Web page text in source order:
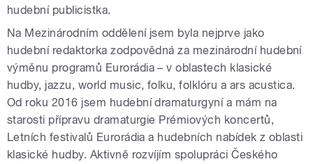
hudební publicistka.
Na Mezinárodním oddělení jsem byla nejprve jako
hudební redaktorka zodpovědná za mezinárodní hudební
výměnu programů Eurorádia – v oblastech klasické
hudby, jazzu, world music, folku, folklóru a ars acustica.
Od roku 2016 jsem hudební dramaturgyní a mám na
starosti přípravu dramaturgie Prémiových koncertů,
Letních festivalů Eurorádia a hudebních nabídek z oblasti
klasické hudby. Aktivně rozvíjím spolupráci Českého